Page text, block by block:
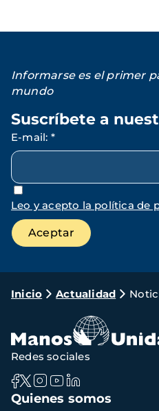
Informarse es el primer
mundo
Suscríbete a
E-mail: *
Leo y acepto la política de
Ruta
navegación
Inicio Actualidad
Navegación
Quienes somos
Redes sociales